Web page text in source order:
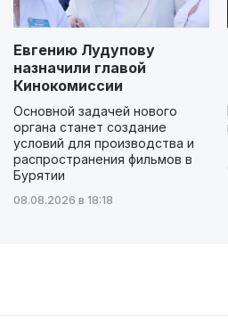
Евгению Лудупову
назначили главой
Кинокомиссии
Основной задачей нового
органа станет создание
условий для производства и
распространения фильмов в
Бурятии
08.08.2026 в 18:18